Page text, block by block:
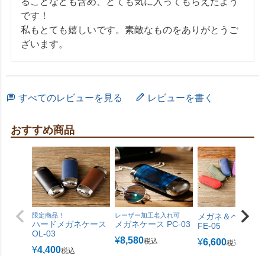
です！
私もとても嬉しいです。素敵なものをありがとうご
ざいます。
すべてのレビューを見る レビューを書く
おすすめ商品
限定商品！
ハードメガネケース
OL-03
¥4,400税込
レーザー加工名入れ可
メガネケース PC-03
¥8,580税込
メガネ＆ペンケ
FE-05
¥6,600税込